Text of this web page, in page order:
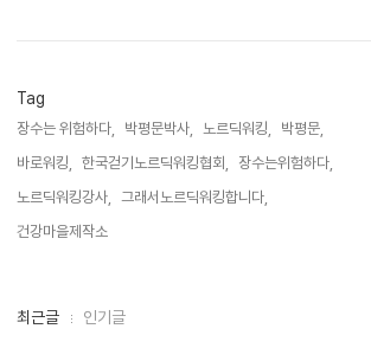
Tag
장수는 위험하다, 박평문박사, 노르딕워킹,
박평문,
바로워킹,
한국걷기노르딕워킹협회,
장수는위험하다,
노르딕워킹강사,
그래서노르딕워킹합니다,
건강마을제작소,
최
최근글 인기글